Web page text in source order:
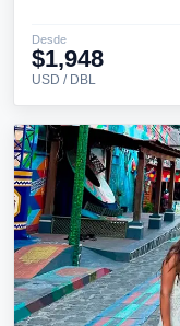
Desde
$1,948
USD / DBL